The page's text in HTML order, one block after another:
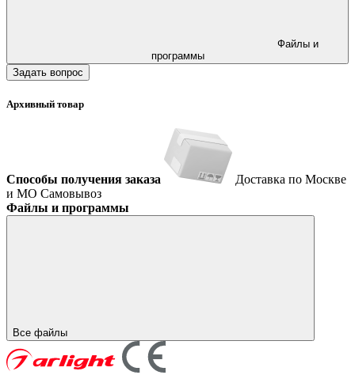
программы
Задать вопрос
Архивный товар
Способы получения заказа
Доставка по Москве
и МО Самовывоз
Файлы и программы
Все файлы